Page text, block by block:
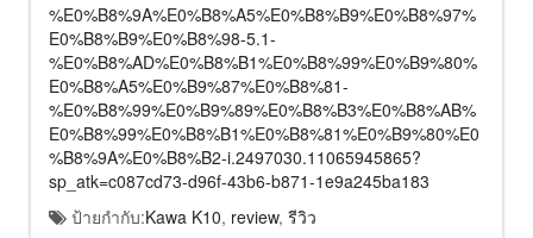
%E0%B8%9A%E0%B8%A5%E0%B8%B9%E0%B8%97%
E0%B8%B9%E0%B8%98-5.1-
%E0%B8%AD%E0%B8%B1%E0%B8%99%E0%B9%80%
E0%B8%A5%E0%B9%87%E0%B8%81-
%E0%B8%99%E0%B9%89%E0%B8%B3%E0%B8%AB%
E0%B8%99%E0%B8%B1%E0%B8%81%E0%B9%80%E0
%B8%9A%E0%B8%B2-i.2497030.11065945865?
sp_atk=c087cd73-d96f-43b6-b871-1e9a245ba183
ป้ายกำกับ:Kawa K10, review, รีวิว